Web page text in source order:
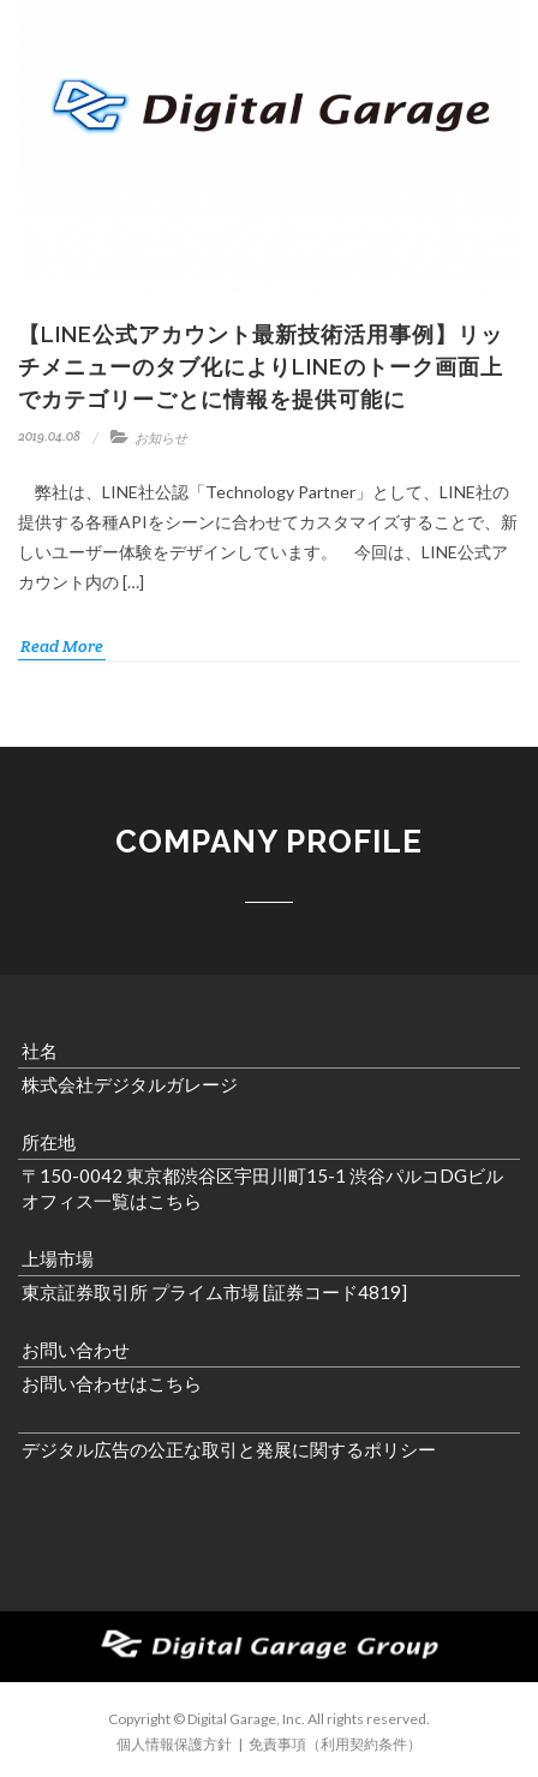
【LINE公式アカウント最新技術活用事例】リッ
チメニューのタブ化によりLINEのトーク画面上
でカテゴリーごとに情報を提供可能に
2019.04.08 お知らせ
弊社は、LINE社公認「Technology Partner」として、LINE社の
提供する各種APIをシーンに合わせてカスタマイズすることで、新
しいユーザー体験をデザインしています。 今回は、LINE公式ア
カウント内の […]
Read More
COMPANY PROFILE
社名
株式会社デジタルガレージ
所在地
〒150-0042 東京都渋谷区宇田川町15-1 渋谷パルコDGビル
オフィス一覧はこちら
上場市場
東京証券取引所 プライム市場 [証券コード4819]
お問い合わせ
お問い合わせはこちら
デジタル広告の公正な取引と発展に関するポリシー
Copyright © Digital Garage, Inc. All rights reserved.
個人情報保護方針 | 免責事項（利用契約条件）